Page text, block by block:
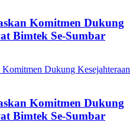
Komitmen Dukung
Bimtek Se-Sumbar
Komitmen Dukung
Bimtek Se-Sumbar